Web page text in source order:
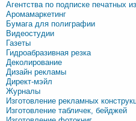
Агентства по подписке печатных
Аромамаркетинг
Бумага для полиграфии
Видеостудии
Газеты
Гидроабразивная резка
Деколирование
Дизайн рекламы
Директ-мэйл
Журналы
Изготовление рекламных
Изготовление табличек, бейджей